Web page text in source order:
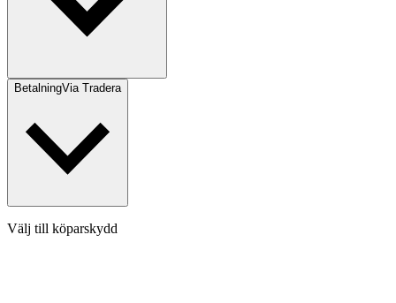
BetalningVia Tradera
Välj till köparskydd